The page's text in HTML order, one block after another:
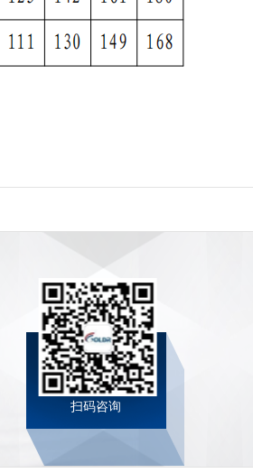
扫码咨询